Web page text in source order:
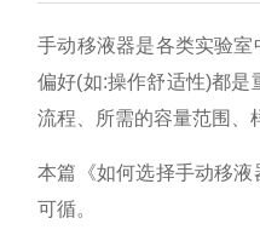
手动移液器是各类实验
偏好(如:操作舒适性)都是
流程、所需的容量范围、
本篇《如何选择手动移
可循。